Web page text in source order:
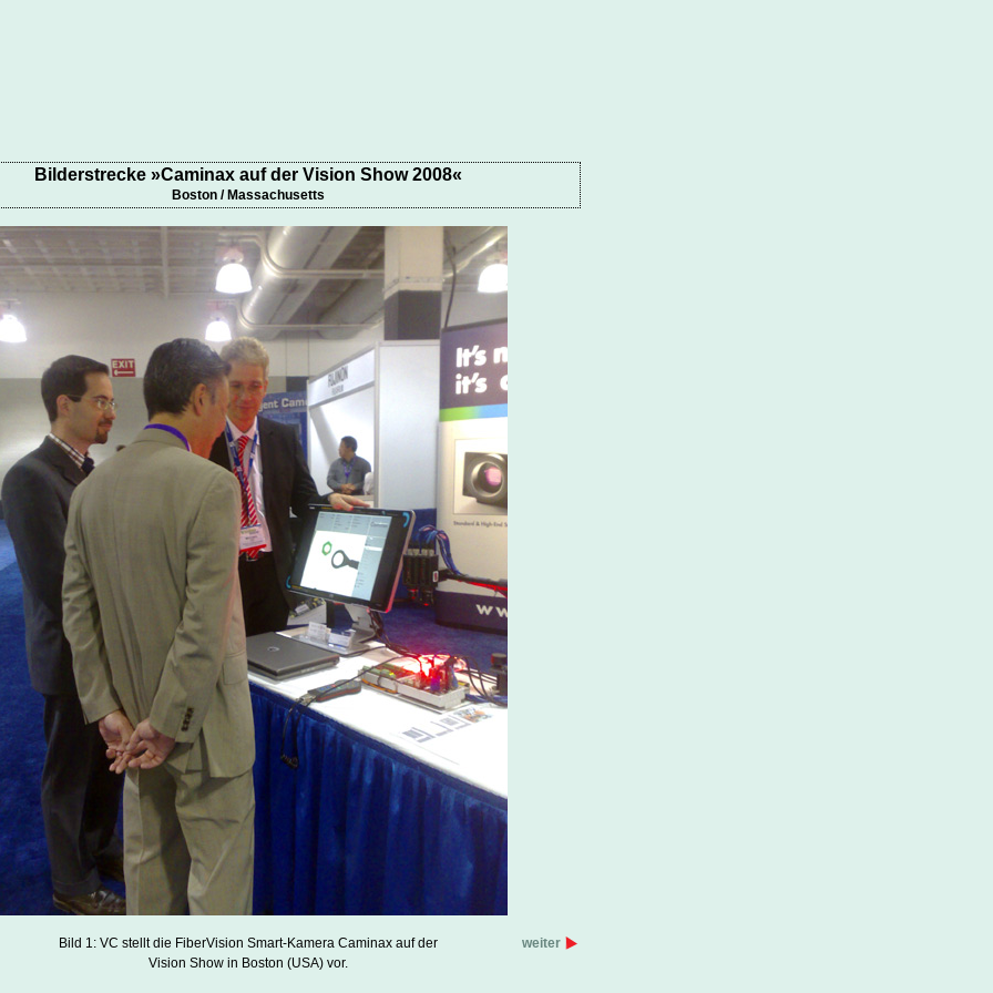
Bilderstrecke »Caminax auf der Vision Show 2008«
Boston / Massachusetts
Bild 1: VC stellt die FiberVision Smart-Kamera Caminax auf der
weiter
Vision Show in Boston (USA) vor.